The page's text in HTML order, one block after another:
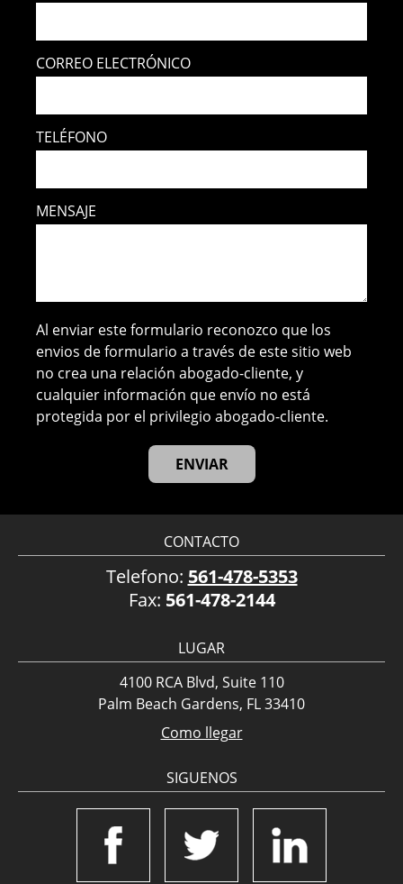
CORREO ELECTRÓNICO
TELÉFONO
MENSAJE
Al enviar este formulario reconozco que los
envios de formulario a través de este sitio web
no crea una relación abogado-cliente, y
cualquier información que envío no está
protegida por el privilegio abogado-cliente.
CONTACTO
Telefono: 561-478-5353
Fax: 561-478-2144
LUGAR
4100 RCA Blvd, Suite 110
Palm Beach Gardens, FL 33410
Como llegar
SIGUENOS